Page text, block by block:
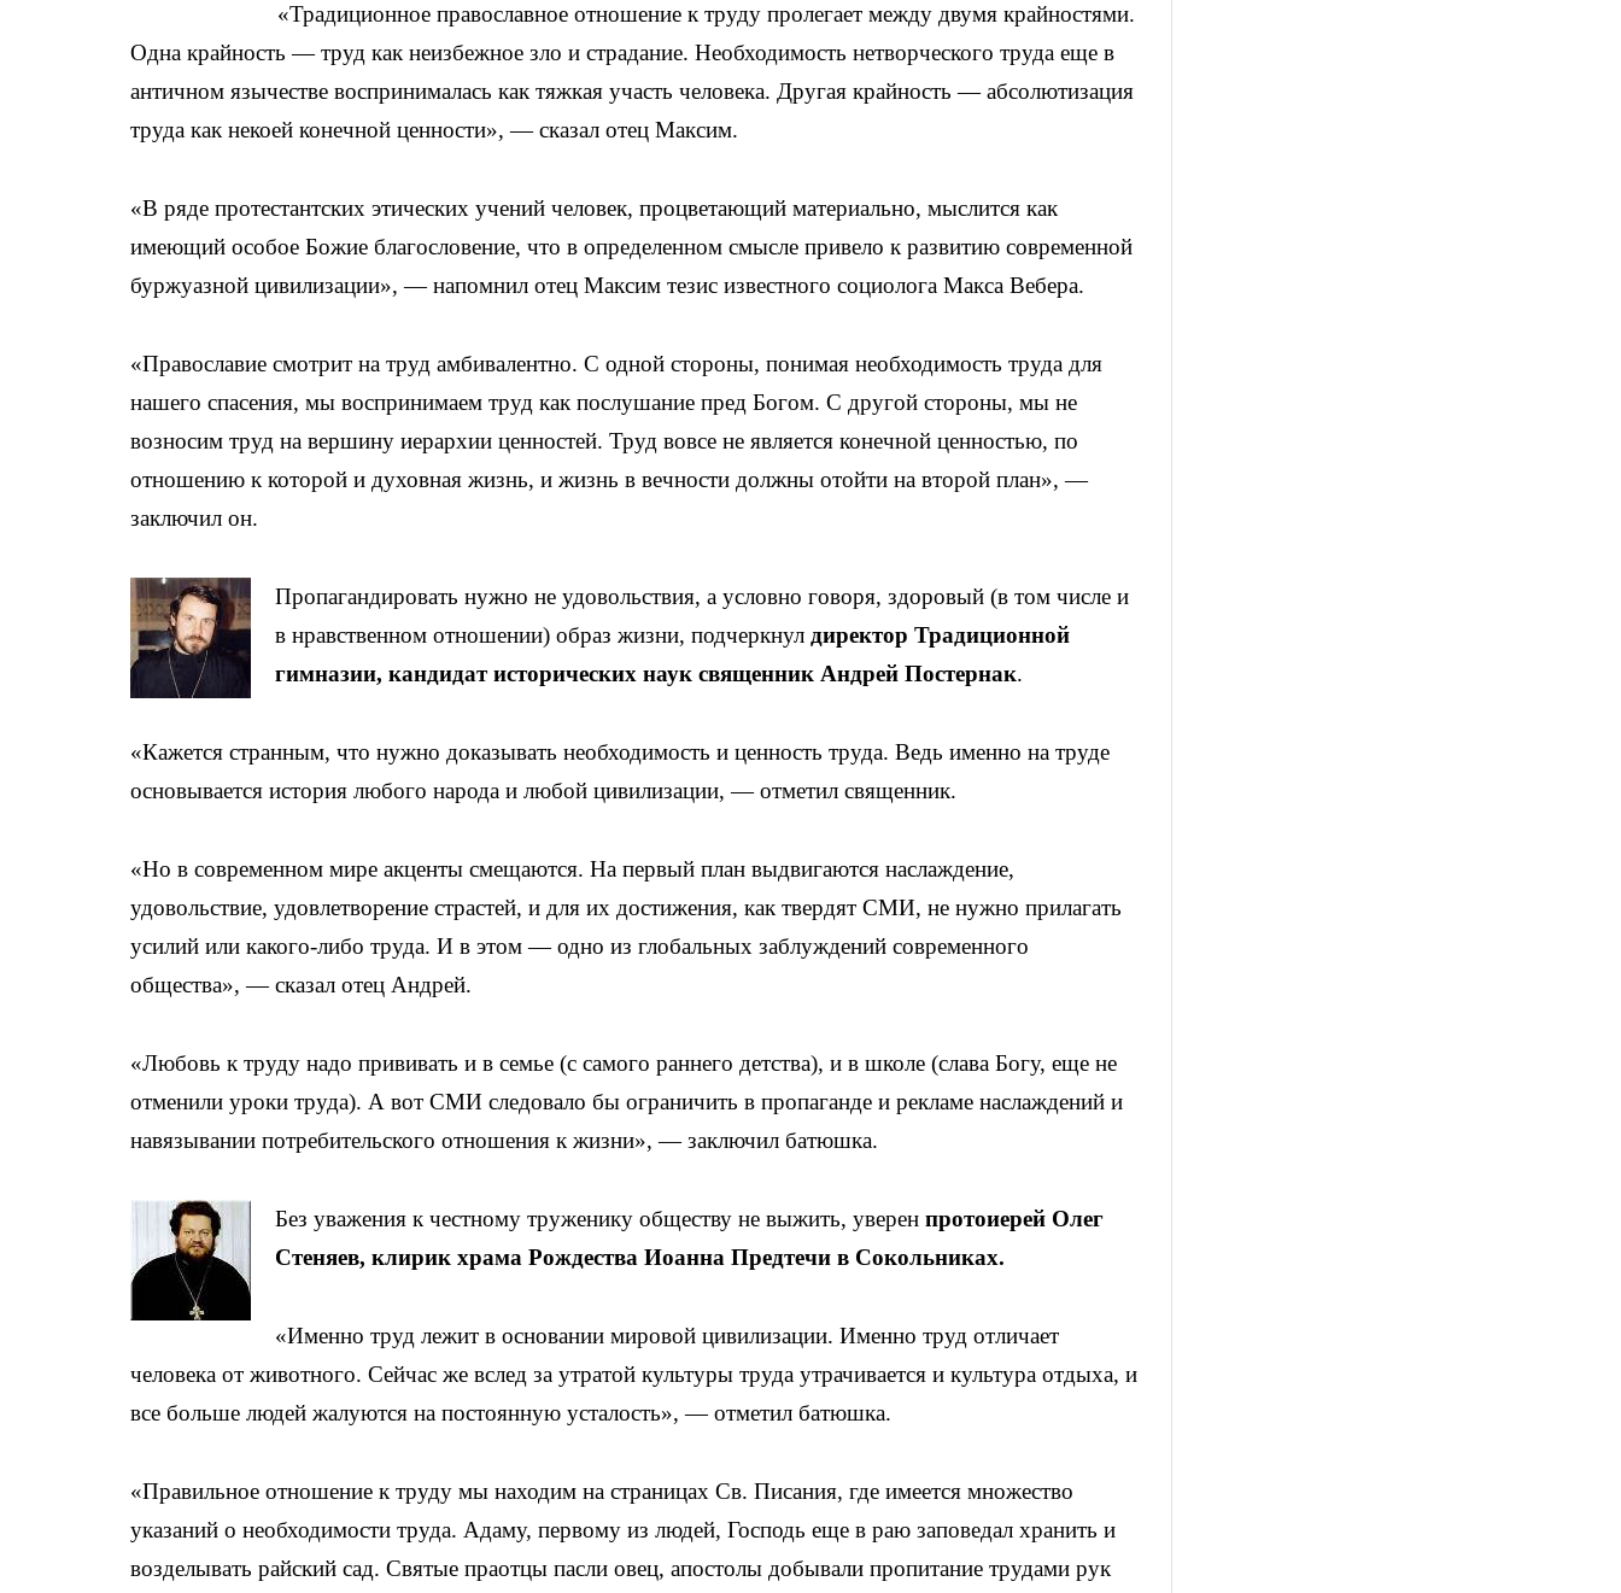
«Традиционное православное отношение к труду пролегает между двумя крайностями.
Одна крайность — труд как неизбежное зло и страдание. Необходимость нетворческого труда еще в
античном язычестве воспринималась как тяжкая участь человека. Другая крайность — абсолютизация
труда как некоей конечной ценности», — сказал отец Максим.
«В ряде протестантских этических учений человек, процветающий материально, мыслится как
имеющий особое Божие благословение, что в определенном смысле привело к развитию современной
буржуазной цивилизации», — напомнил отец Максим тезис известного социолога Макса Вебера.
«Православие смотрит на труд амбивалентно. С одной стороны, понимая необходимость труда для
нашего спасения, мы воспринимаем труд как послушание пред Богом. С другой стороны, мы не
возносим труд на вершину иерархии ценностей. Труд вовсе не является конечной ценностью, по
отношению к которой и духовная жизнь, и жизнь в вечности должны отойти на второй план», —
заключил он.
Пропагандировать нужно не удовольствия, а условно говоря, здоровый (в том числе и
в нравственном отношении) образ жизни, подчеркнул директор Традиционной
гимназии, кандидат исторических наук священник Андрей Постернак.
«Кажется странным, что нужно доказывать необходимость и ценность труда. Ведь именно на труде
основывается история любого народа и любой цивилизации, — отметил священник.
«Но в современном мире акценты смещаются. На первый план выдвигаются наслаждение,
удовольствие, удовлетворение страстей, и для их достижения, как твердят СМИ, не нужно прилагать
усилий или какого-либо труда. И в этом — одно из глобальных заблуждений современного
общества», — сказал отец Андрей.
«Любовь к труду надо прививать и в семье (с самого раннего детства), и в школе (слава Богу, еще не
отменили уроки труда). А вот СМИ следовало бы ограничить в пропаганде и рекламе наслаждений и
навязывании потребительского отношения к жизни», — заключил батюшка.
Без уважения к честному труженику обществу не выжить, уверен протоиерей Олег
Стеняев, клирик храма Рождества Иоанна Предтечи в Сокольниках.
«Именно труд лежит в основании мировой цивилизации. Именно труд отличает
человека от животного. Сейчас же вслед за утратой культуры труда утрачивается и культура отдыха, и
все больше людей жалуются на постоянную усталость», — отметил батюшка.
«Правильное отношение к труду мы находим на страницах Св. Писания, где имеется множество
указаний о необходимости труда. Адаму, первому из людей, Господь еще в раю заповедал хранить и
возделывать райский сад. Святые праотцы пасли овец, апостолы добывали пропитание трудами рук